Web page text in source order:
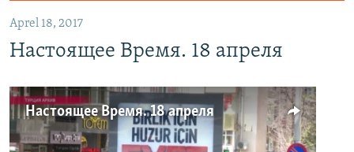
Aprel 18, 2017
Настоящее Время. 18 апреля
Настоящее Время. 18 апреля